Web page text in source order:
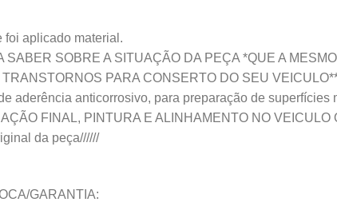
aplicado material.
SOBRE A SITUAÇÃO DA PEÇA *QUE A
PARA CONSERTO DO SEU
aderência anticorrosivo, para preparação de
FINAL, PINTURA E ALINHAMENTO NO VEICULO
da peça//////
GARANTIA: